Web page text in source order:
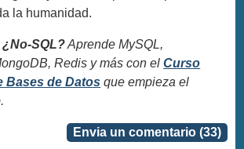
la humanidad.
SQL?Aprende MySQL,
Redis y más con elCurso
Bases de Datos que empieza el
Envia un comentario (33)